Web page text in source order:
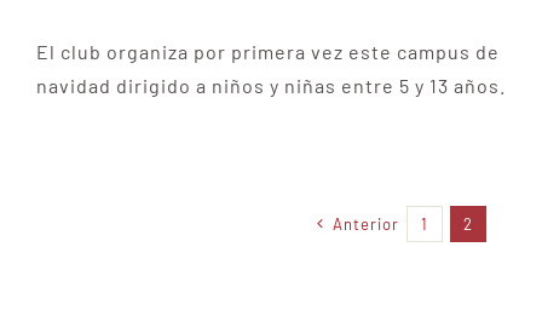
El club organiza por primera vez este campus de
navidad dirigido a niños y niñas entre 5 y 13 años.
Anterior 1 2